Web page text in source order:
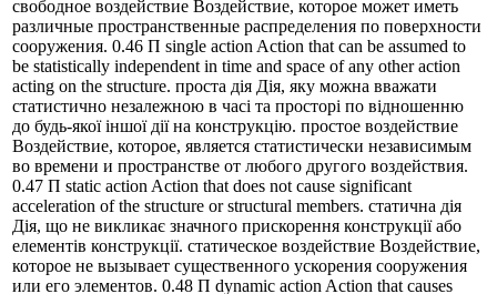
свободное воздействие Воздействие, которое может иметь
различные пространственные распределения по поверхности
сооружения. 0.46 П single action Action that can be assumed to
be statistically independent in time and space of any other action
acting on the structure. проста дія Дія, яку можна вважати
статистично незалежною в часі та просторі по відношенню
до будь-якої іншої дії на конструкцію. простое воздействие
Воздействие, которое, является статистически независимым
во времени и пространстве от любого другого воздействия.
0.47 П static action Action that does not cause significant
acceleration of the structure or structural members. статична дія
Дія, що не викликає значного прискорення конструкції або
елементів конструкції. статическое воздействие Воздействие,
которое не вызывает существенного ускорения сооружения
или его элементов. 0.48 П dynamic action Action that causes